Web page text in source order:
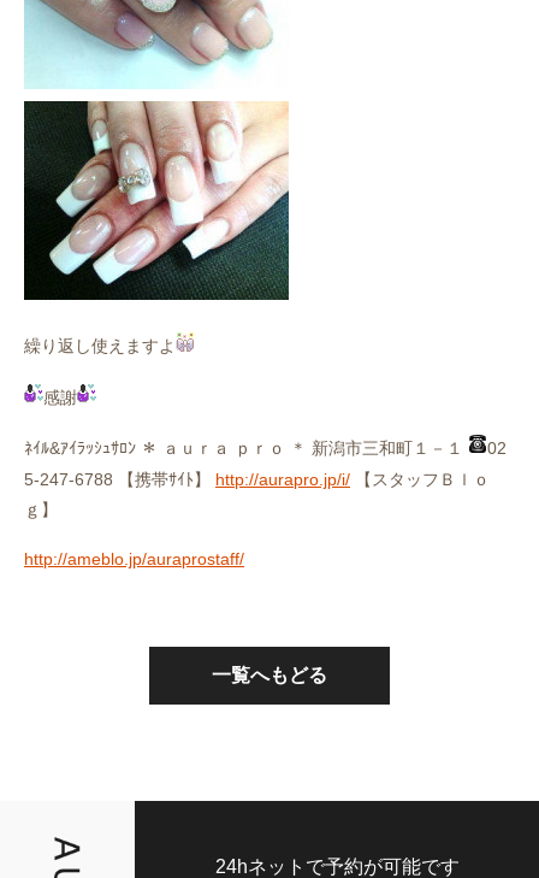
繰り返し使えますよ
感謝
ﾈｲﾙ&ｱｲﾗｯｼｭｻﾛﾝ ＊ ａｕｒａ ｐｒｏ ＊ 新潟市三和町１－１
02
5-247-6788 【携帯ｻｲﾄ】 http://aurapro.jp/i/ 【スタッフＢｌｏ
ｇ】
http://ameblo.jp/auraprostaff/
一覧へもどる
24hネットで予約が可能です